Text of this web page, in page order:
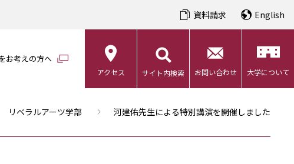
資料請求 English
お考えの方へ
アクセス サイト内検索 お問い合わせ 大学について
リベラルアーツ学部 河建佑先生による特別講演を開催しました